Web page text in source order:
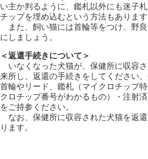
い主か判るように、鑑札以外にも迷子
チップを埋め込むという方法もあります
また、飼い猫には首輪等をつけ、野
にしましょう。
＜返還手続きについて＞
いなくなった犬猫が、保健所に収容
来所し、返還の手続きをしてください
首輪やリード、鑑札（マイクロチップ
クロチップ番号がわかるもの）・注射
をご持参ください。
なお、保健所に収容された犬猫を返
ります。